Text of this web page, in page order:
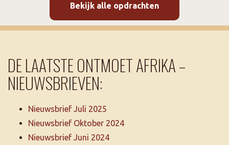
Bekijk alle opdrachten
DE LAATSTE ONTMOET AFRIKA –
NIEUWSBRIEVEN:
Nieuwsbrief Juli 2025
Nieuwsbrief Oktober 2024
Nieuwsbrief Juni 2024